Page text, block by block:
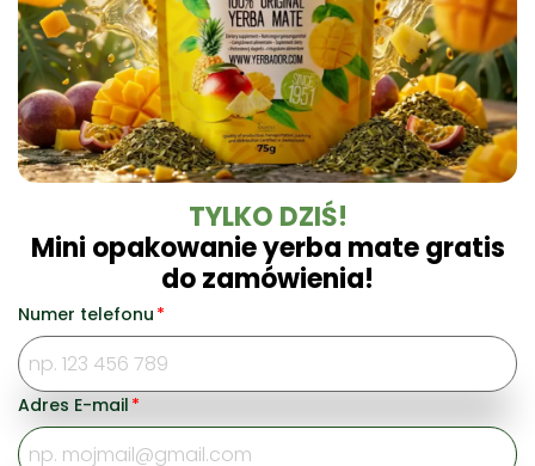
Właścicielem marki Yerbador Organic jest
szwajcarski koncern handlowy OROTAL
Commodities Trading SA z Genewy.
© Yerbador 2025 Wszelkie prawa zastrzeżone
Płacisz bezpiecznie z:
TYLKO DZIŚ!
Mini opakowanie yerba mate gratis
do zamówienia!
Numer telefonu *
Adres E-mail *